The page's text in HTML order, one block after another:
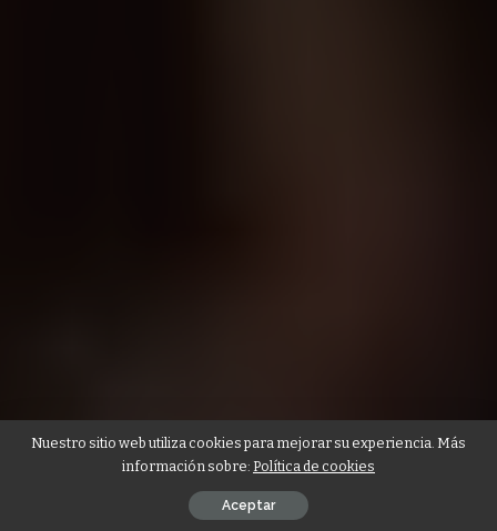
Nuestro sitio web utiliza cookies para mejorar su experiencia. Más
información sobre: Política de cookies
Aceptar